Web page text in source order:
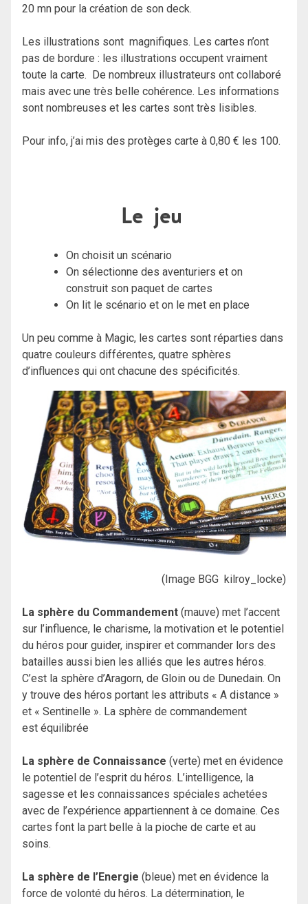
20 mn pour la création de son deck.
Les illustrations sont magnifiques. Les cartes n’ont
pas de bordure : les illustrations occupent vraiment
toute la carte.
De nombreux illustrateurs ont collaboré
mais avec une très belle cohérence. Les informations
sont nombreuses et les cartes sont très lisibles.
Pour info, j’ai mis des protèges carte à 0,80 € les 100.
Le jeu
On choisit un scénario
On sélectionne des aventuriers et on
construit son paquet de cartes
On lit le scénario et on le met en place
Un peu comme à Magic, les cartes sont réparties dans
quatre couleurs différentes, quatre sphères
d’influences qui ont chacune des spécificités.
(Image BGG kilroy_locke)
La sphère du Commandement (mauve) met l’accent
sur l’influence, le charisme, la motivation et le potentiel
du héros pour guider, inspirer et commander lors des
batailles aussi bien les alliés que les autres héros.
C’est la sphère d’Aragorn, de Gloin ou de Dunedain. On
y trouve des héros portant les attributs « A distance »
et « Sentinelle ». La sphère de commandement
est équilibrée
La sphère de Connaissance (verte) met en évidence
le potentiel de l’esprit du héros. L’intelligence, la
sagesse et les connaissances spéciales achetées
avec de l’expérience appartiennent à ce domaine. Ces
cartes font la part belle à la pioche de carte et au
soins.
La sphère de l’Energie (bleue) met en évidence la
force de volonté du héros. La détermination, le